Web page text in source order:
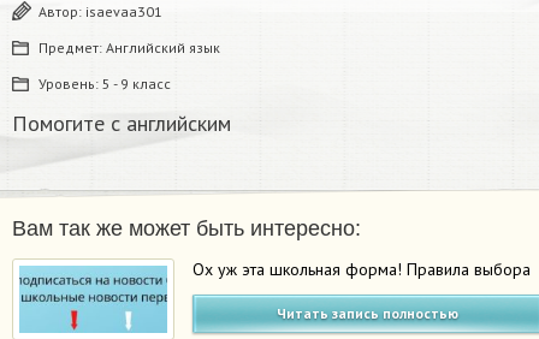
Автор: isaevaa301
Предмет: Английский язык
Уровень: 5 - 9 класс
Помогите с английским
Вам так же может быть интересно:
Ох уж эта школьная форма! Правила выбора
Читать запись полностью